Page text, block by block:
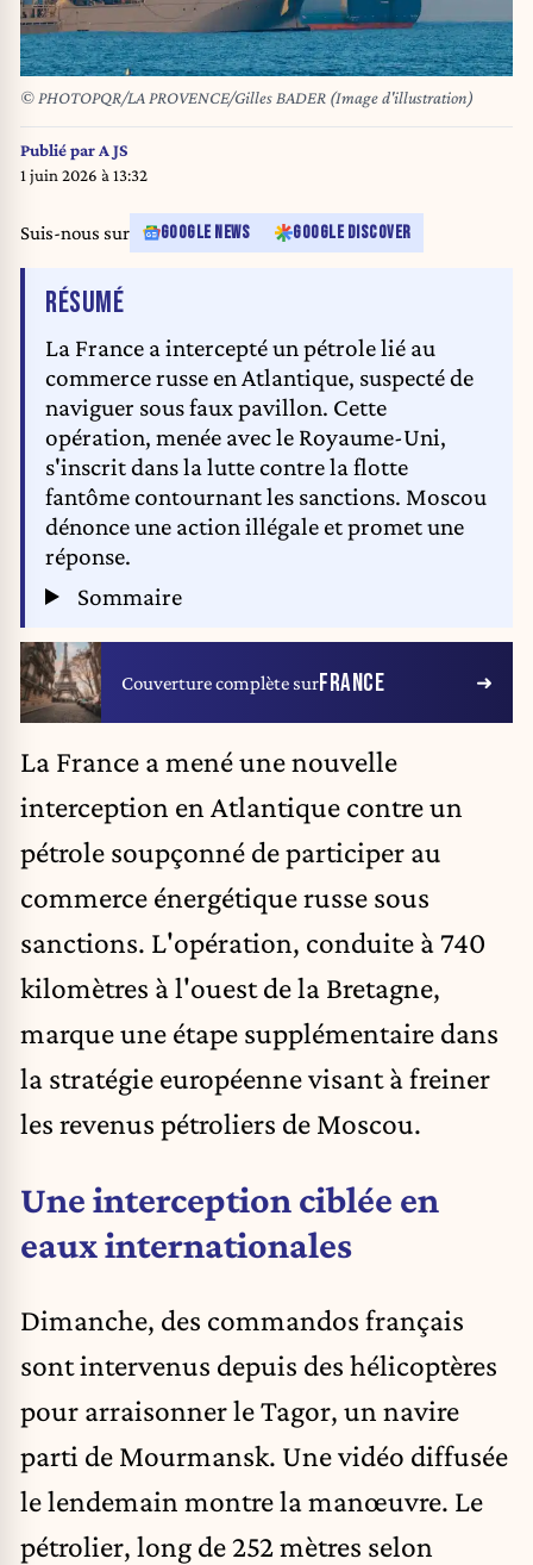
© PHOTOPQR/LA PROVENCE/Gilles BADER (Image d'illustration)
Publié par A JS
1 juin 2026 à 13:32
Suis-nous sur GOOGLE NEWS GOOGLE DISCOVER
RÉSUMÉDE L'ARTICLE
La France a intercepté un pétrole lié au
commerce russe en Atlantique, suspecté de
naviguer sous faux pavillon. Cette
opération, menée avec le Royaume-Uni,
s'inscrit dans la lutte contre la flotte
fantôme contournant les sanctions. Moscou
dénonce une action illégale et promet une
réponse.
Sommaire
Couverture complète surFRANCE
La France a mené une nouvelle
interception en Atlantique contre un
pétrole soupçonné de participer au
commerce énergétique russe sous
sanctions. L'opération, conduite à 740
kilomètres à l'ouest de la Bretagne,
marque une étape supplémentaire dans
la stratégie européenne visant à freiner
les revenus pétroliers de Moscou.
Une interception ciblée en
eaux internationales
Dimanche, des commandos français
sont intervenus depuis des hélicoptères
pour arraisonner le Tagor, un navire
parti de Mourmansk. Une vidéo diffusée
le lendemain montre la manœuvre. Le
pétrolier, long de 252 mètres selon